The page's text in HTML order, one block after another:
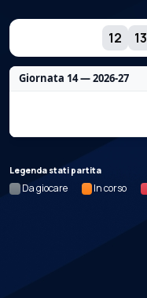
12 13
Giornata 14 — 2026-27
Legenda stati partita
Da giocare In corso